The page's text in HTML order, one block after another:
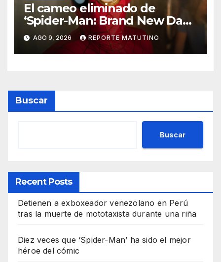
El cameo eliminado de
‘Spider-Man: Brand New Day’
que ha enfadado a los fans
AGO 9, 2026 REPORTE MATUTINO
Buscar
Buscar
Recent Posts
Detienen a exboxeador venezolano en Perú
tras la muerte de mototaxista durante una riña
Diez veces que ‘Spider-Man’ ha sido el mejor
héroe del cómic